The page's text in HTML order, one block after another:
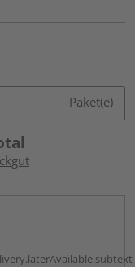
Paket(e)